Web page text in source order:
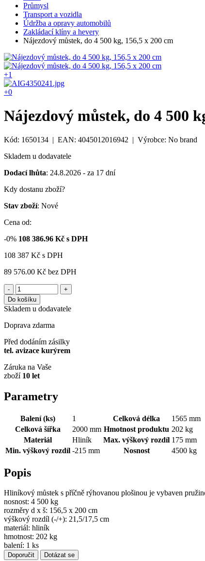
Průmysl
Transport a vozidla
Údržba a opravy automobilů
Zakládací klíny a hevery
Nájezdový můstek, do 4 500 kg, 156,5 x 200 cm
+1
+0
Nájezdový můstek, do 4 500
Kód: 1650134 | EAN: 4045012016942 | Výrobce: No brand
Skladem u dodavatele
Dodací lhůta: 24.8.2026 - za 17 dní
Kdy dostanu zboží?
Stav zboží: Nové
Cena od:
-0% 108 386.96 Kč s DPH
108 387 Kč s DPH
89 576.00 Kč bez DPH
-
+
Do košíku
Skladem u dodavatele
Doprava zdarma
Před dodáním zásilky
tel. avizace kurýrem
Záruka na Vaše
zboží 10 let
Parametry
Balení (ks) 1 Celková délka
1565 mm
Celková šířka
2000 mm Hmotnost produktu 202 kg
Materiál
Hliník Max. výškový rozdíl 175 mm
Min. výškový rozdíl -215 mm Nosnost 4500 kg
Popis
Hliníkový můstek s příčně rýhovanou plošinou je vybaven
nosnost: 4 500 kg
rozměry d x š: 156,5 x 200 cm
výškový rozdíl (-/+): 21,5/17,5 cm
materiál: hliník
hmotnost: 202 kg
balení: 1 ks
Doporučit Dotázat se